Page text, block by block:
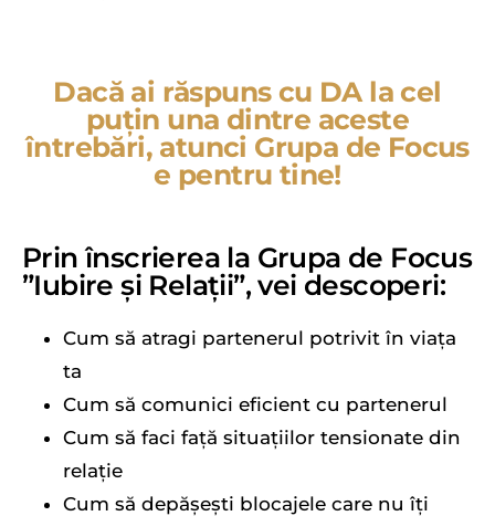
Dacă ai răspuns cu DA la cel
puțin una dintre aceste
întrebări, atunci Grupa de Focus
e pentru tine!
Prin înscrierea la Grupa de Focus
”Iubire și Relații”, vei descoperi:
Cum să atragi partenerul potrivit în viața
ta
Cum să comunici eficient cu partenerul
Cum să faci față situațiilor tensionate din
relație
Cum să depășești blocajele care nu îți